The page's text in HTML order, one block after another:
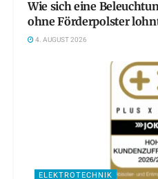
Wie sich eine
ohne Förderpolster
4. AUGUST 2026
ELEKTROTECHNIK